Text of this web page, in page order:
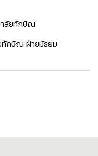
าลัยทักษิณ
ทักษิณ ฝ่ายมัธยม